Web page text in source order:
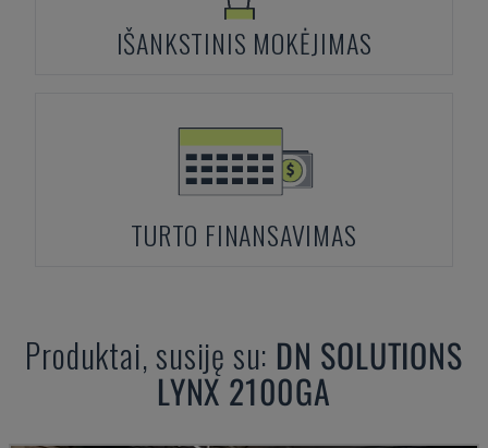
IŠANKSTINIS MOKĖJIMAS
TURTO FINANSAVIMAS
Produktai, susiję su: DN SOLUTIONS
LYNX 2100GA